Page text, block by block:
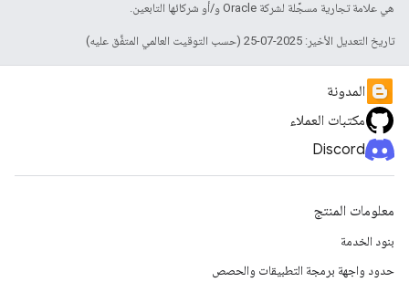
هي علامة تجارية مسجَّلة لشركة Oracle و/أو شركائها التابعين.
تاريخ التعديل الأخير: 2025-07-25 (حسب التوقيت العالمي المتفَّق عليه)
المدونة
مكتبات العملاء
Discord
معلومات المنتج
بنود الخدمة
حدود واجهة برمجة التطبيقات والحصص